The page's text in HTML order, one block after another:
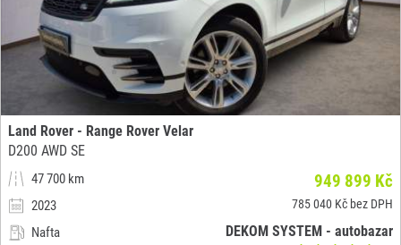
Land Rover - Range Rover Velar
D200 AWD SE
47 700 km
2023
Nafta
949 899 Kč
785 040 Kč bez DPH
DEKOM SYSTEM - autobazar